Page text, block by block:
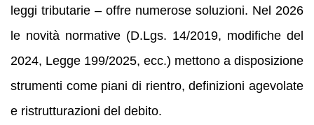
leggi tributarie – offre numerose soluzioni. Nel 2026
le novità normative (D.Lgs. 14/2019, modifiche del
2024, Legge 199/2025, ecc.) mettono a disposizione
strumenti come piani di rientro, definizioni agevolate
e ristrutturazioni del debito.